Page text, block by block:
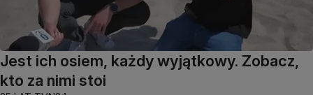
Jest ich osiem, każdy wyjątkowy. Zobacz,
kto za nimi stoi